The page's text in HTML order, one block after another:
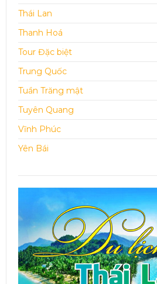
Thái Lan
Thanh Hoá
Tour Đặc biệt
Trung Quốc
Tuần Trăng mật
Tuyên Quang
Vĩnh Phúc
Yên Bái